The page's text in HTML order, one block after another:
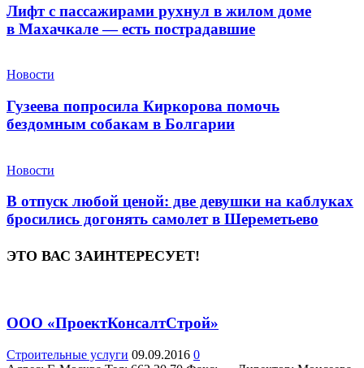
Лифт с пассажирами рухнул в жилом доме
в Махачкале — есть пострадавшие
Новости
Гузеева попросила Киркорова помочь
бездомным собакам в Болгарии
Новости
В отпуск любой ценой: две девушки на каблуках
бросились догонять самолет в Шереметьево
ЭТО ВАС ЗАИНТЕРЕСУЕТ!
ООО «ПроектКонсалтСтрой»
Строительные услуги 09.09.2016 0